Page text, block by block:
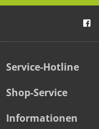
Service-Hotline
Shop-Service
Informationen